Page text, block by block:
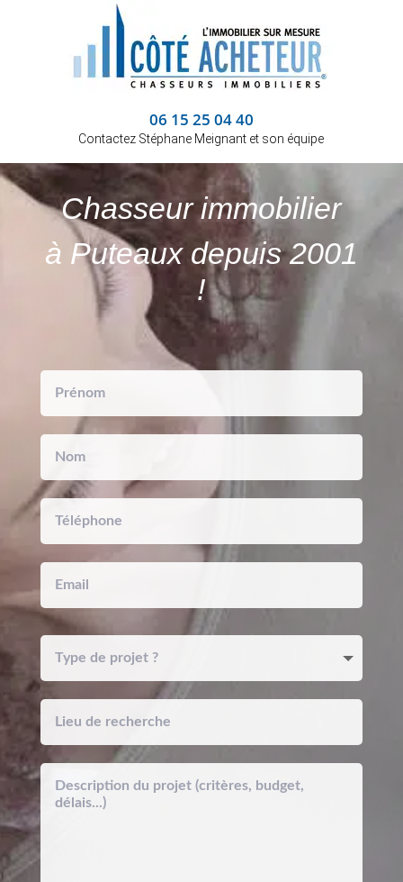
06 15 25 04 40
Contactez Stéphane Meignant et son équipe
Chasseur immobilier
à Puteaux depuis 2001
!